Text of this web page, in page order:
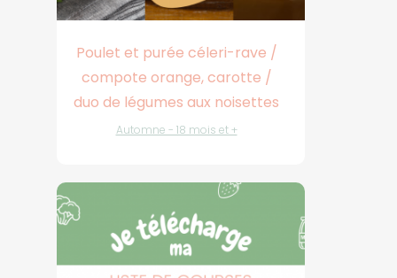
Poulet et purée céleri-rave /
compote orange, carotte /
duo de légumes aux noisettes
Automne - 18 mois et +